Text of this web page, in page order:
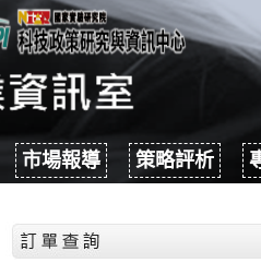
市場報導 策略評析